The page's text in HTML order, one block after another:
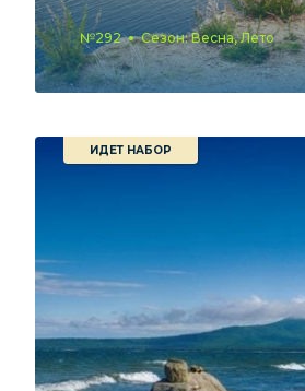
№292 Сезон: Весна, Лето
ИДЕТ НАБОР